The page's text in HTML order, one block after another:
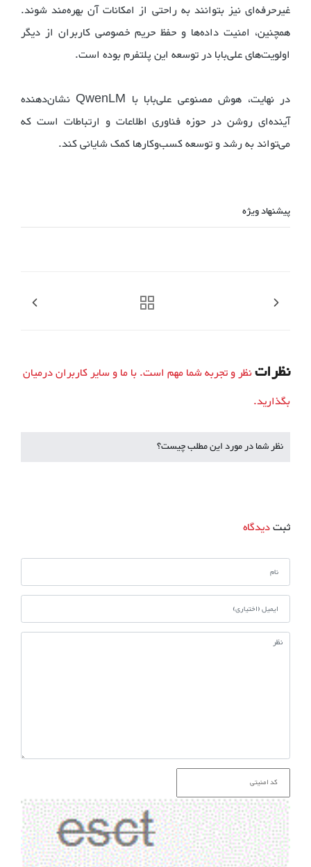
غیرحرفه‌ای نیز بتوانند به راحتی از امکانات آن بهره‌مند شوند.
همچنین، امنیت داده‌ها و حفظ حریم خصوصی کاربران از دیگر
اولویت‌های علی‌بابا در توسعه این پلتفرم بوده است.
در نهایت، هوش مصنوعی علی‌بابا با QwenLM نشان‌دهنده
آینده‌ای روشن در حوزه فناوری اطلاعات و ارتباطات است که
می‌تواند به رشد و توسعه کسب‌وکارها کمک شایانی کند.
پیشنهاد ویژه
نظراتنظر و تجربه شما مهم است. با ما و سایر کاربران درمیان
بگذارید.
نظر شما در مورد این مطلب چیست؟
ثبتدیدگاه